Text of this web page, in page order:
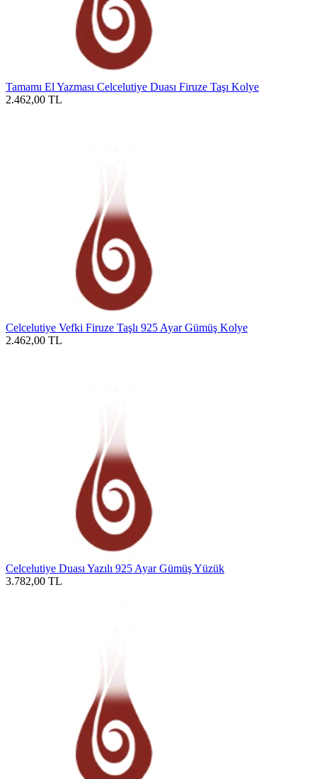
Tamamı El Yazması Celcelutiye Duası Firuze Taşı Kolye
2.462,00 TL
Celcelutiye Vefki Firuze Taşlı 925 Ayar Gümüş Kolye
2.462,00 TL
Celcelutiye Duası Yazılı 925 Ayar Gümüş Yüzük
3.782,00 TL